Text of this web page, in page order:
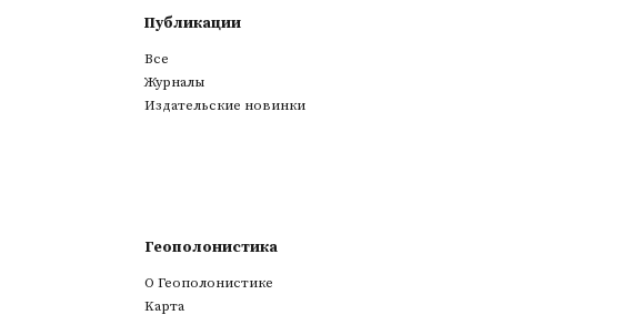
Публикации
Все
Журналы
Издательские новинки
Геополонистика
О Геополонистике
Kарта